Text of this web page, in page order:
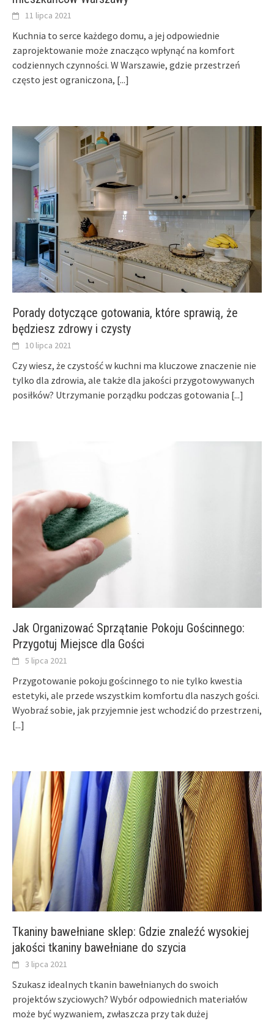
11 lipca 2021
Kuchnia to serce każdego domu, a jej odpowiednie
zaprojektowanie może znacząco wpłynąć na komfort
codziennych czynności. W Warszawie, gdzie przestrzeń
często jest ograniczona, [...]
Porady dotyczące gotowania, które sprawią, że
będziesz zdrowy i czysty
10 lipca 2021
Czy wiesz, że czystość w kuchni ma kluczowe znaczenie nie
tylko dla zdrowia, ale także dla jakości przygotowywanych
posiłków? Utrzymanie porządku podczas gotowania [...]
Jak Organizować Sprzątanie Pokoju Gościnnego:
Przygotuj Miejsce dla Gości
5 lipca 2021
Przygotowanie pokoju gościnnego to nie tylko kwestia
estetyki, ale przede wszystkim komfortu dla naszych gości.
Wyobraź sobie, jak przyjemnie jest wchodzić do przestrzeni,
[...]
Tkaniny bawełniane sklep: Gdzie znaleźć wysokiej
jakości tkaniny bawełniane do szycia
3 lipca 2021
Szukasz idealnych tkanin bawełnianych do swoich
projektów szyciowych? Wybór odpowiednich materiałów
może być wyzwaniem, zwłaszcza przy tak dużej